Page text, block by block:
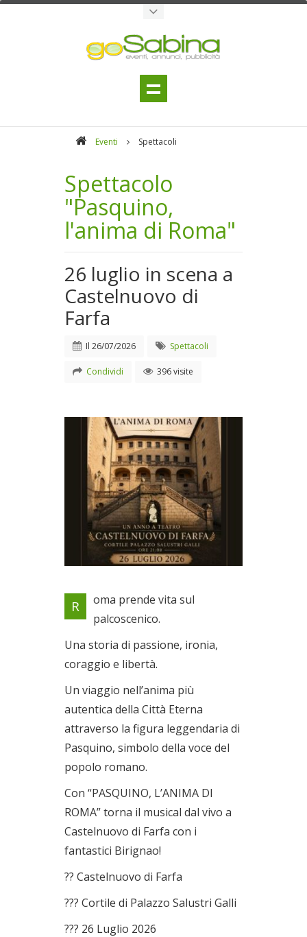
Eventi Spettacoli
Spettacolo
"Pasquino,
l'anima di Roma"
26 luglio in scena a
Castelnuovo di
Farfa
Il 26/07/2026 Spettacoli
Condividi 396 visite
26 luglio in scena a
Castelnuovo di Farfa
Il 26/07/2026
R
oma prende vita sul
palcoscenico.
Una storia di passione, ironia,
coraggio e libertà.
Un viaggio nell’anima più
autentica della Città Eterna
attraverso la figura leggendaria di
Pasquino, simbolo della voce del
popolo romano.
Con “PASQUINO, L’ANIMA DI
ROMA” torna il musical dal vivo a
Castelnuovo di Farfa con i
fantastici Birignao!
?? Castelnuovo di Farfa
??? Cortile di Palazzo Salustri Galli
??? 26 Luglio 2026